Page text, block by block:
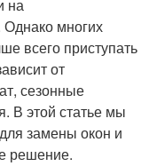
на
многих
всего приступать
от
сезонные
В этой статье мы
замены окон и
решение.